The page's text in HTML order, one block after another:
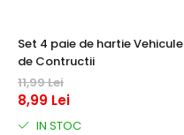
Set 4 paie de hartie Vehicule
de Contructii
11,99 Lei
8,99 Lei
IN STOC